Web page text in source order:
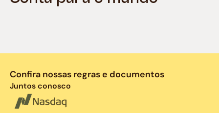
Confira nossas regras e documentos
Juntos conosco